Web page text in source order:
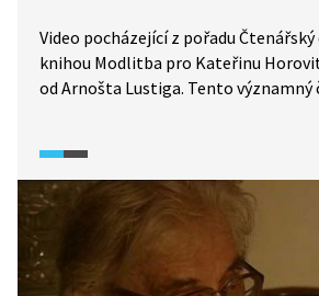
Video pocházející z pořadu Čtenářský
knihou Modlitba pro Kateřinu
od Arnošta Lustiga. Tento významný
vyprávění je doplněno čtenými